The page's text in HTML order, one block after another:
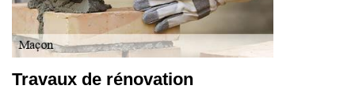
Travaux de rénovation